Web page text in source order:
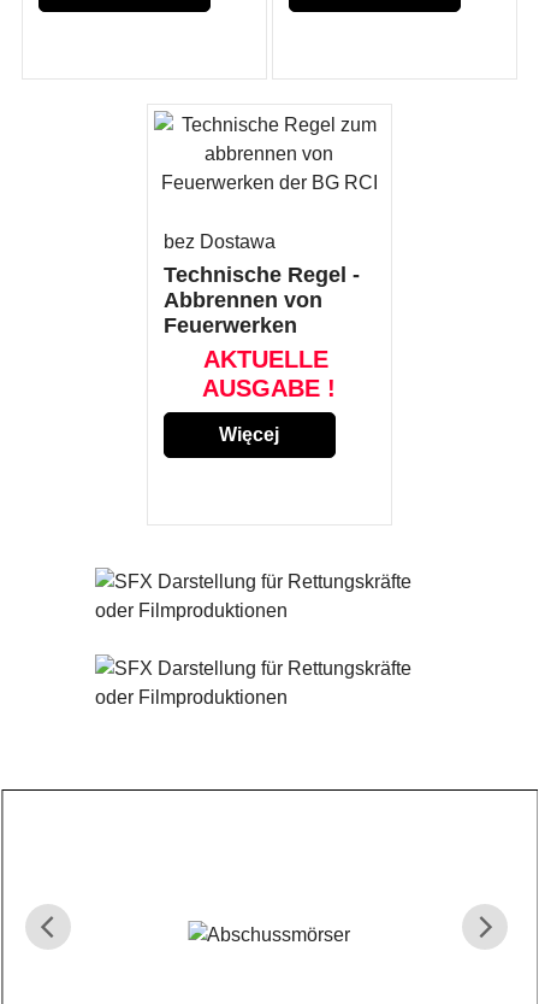
bez Dostawa
Technische Regel -
Abbrennen von
Feuerwerken
AKTUELLE
AUSGABE !
Więcej